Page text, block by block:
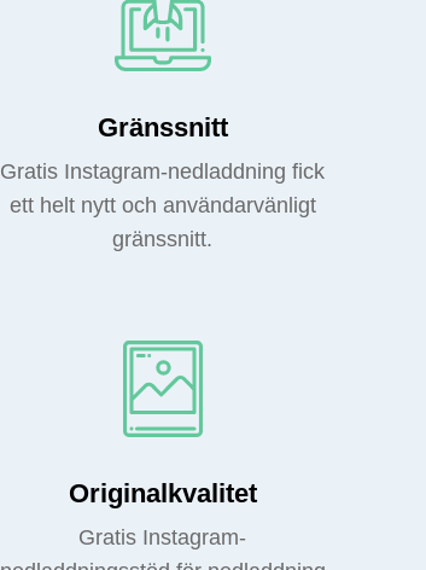
Gränssnitt
Gratis Instagram-nedladdning fick
ett helt nytt och användarvänligt
gränssnitt.
Originalkvalitet
Gratis Instagram-